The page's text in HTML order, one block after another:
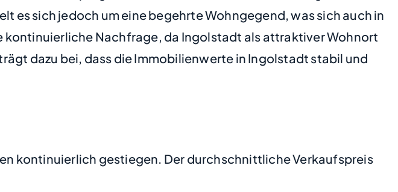
es sich jedoch um eine begehrte Wohngegend, was sich auch in
Nachfrage, da Ingolstadt als attraktiver Wohnort
dazu bei, dass die Immobilienwerte in Ingolstadt stabil und
kontinuierlich gestiegen. Der durchschnittliche Verkaufspreis